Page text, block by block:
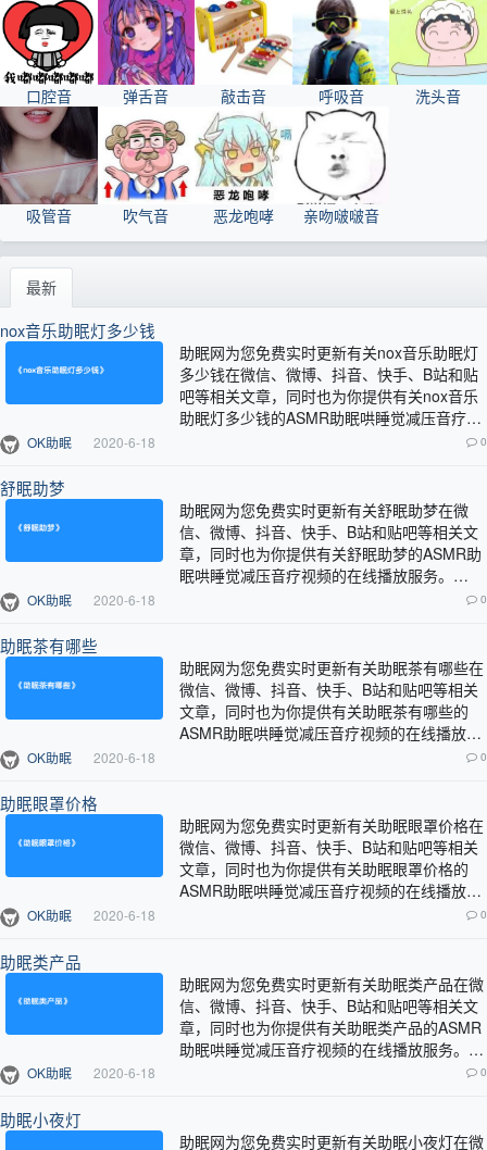
口腔音 弹舌音 敲击音 呼吸音 洗头音
吸管音 吹气音 恶龙咆哮 亲吻啵啵音
最新
nox音乐助眠灯多少钱
助眠网为您免费实时更新有关nox音乐助眠灯
多少钱在微信、微博、抖音、快手、B站和贴
吧等相关文章，同时也为你提供有关nox音乐
助眠灯多少钱的ASMR助眠哄睡觉减压音疗视
OK助眠 2020-6-18 0
舒眠助梦
助眠网为您免费实时更新有关舒眠助梦在微
信、微博、抖音、快手、B站和贴吧等相关文
章，同时也为你提供有关舒眠助梦的ASMR助
眠哄睡觉减压音疗视频的在线播放服务。…
OK助眠 2020-6-18 0
助眠茶有哪些
助眠网为您免费实时更新有关助眠茶有哪些在
微信、微博、抖音、快手、B站和贴吧等相关
文章，同时也为你提供有关助眠茶有哪些的
ASMR助眠哄睡觉减压音疗视频的在线播放服
OK助眠 2020-6-18 0
助眠眼罩价格
助眠网为您免费实时更新有关助眠眼罩价格在
微信、微博、抖音、快手、B站和贴吧等相关
文章，同时也为你提供有关助眠眼罩价格的
ASMR助眠哄睡觉减压音疗视频的在线播放服
OK助眠 2020-6-18 0
助眠类产品
助眠网为您免费实时更新有关助眠类产品在微
信、微博、抖音、快手、B站和贴吧等相关文
章，同时也为你提供有关助眠类产品的ASMR
助眠哄睡觉减压音疗视频的在线播放服务。…
OK助眠 2020-6-18 0
助眠小夜灯
助眠网为您免费实时更新有关助眠小夜灯在微